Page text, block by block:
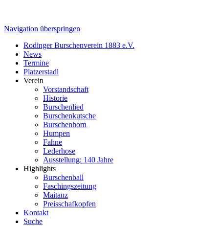
Navigation überspringen
Rodinger Burschenverein 1883 e.V.
News
Termine
Platzerstadl
Verein
Vorstandschaft
Historie
Burschenlied
Burschenkutsche
Burschenhorn
Humpen
Fahne
Lederhose
Ausstellung: 140 Jahre
Highlights
Burschenball
Faschingszeitung
Maitanz
Preisschafkopfen
Kontakt
Suche